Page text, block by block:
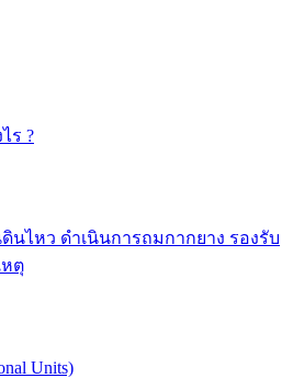
ร ?
นไหว ดำเนินการถมกากยาง รองรับ
หตุ
Units)